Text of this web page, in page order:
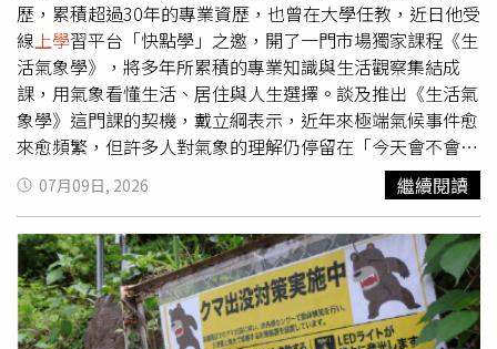
嚇」。法官最後認定，該班導師的管教雖然比較嚴格，但出
發點是為了教學與輔導，並沒有故意虐待或違法侵害學生的
權利，既然老師沒有違法，國家賠償就不成立。因此依法駁
回原告的所有索賠請求，訴訟費用由家長負擔。全案仍可上
訴。
查看這則貼文 從 Instagram 分享的貼文
歷，累積超過30年的專業資歷，也曾在大學任教，近日他受
線上學習平台「快點學」之邀，開了一門市場獨家課程《生
活氣象學》，將多年所累積的專業知識與生活觀察集結成
課，用氣象看懂生活、居住與人生選擇。談及推出《生活氣
象學》這門課的契機，戴立綱表示，近年來極端氣候事件愈
來愈頻繁，但許多人對氣象的理解仍停留在「今天會不會下
雨」、「要不要帶傘」。事實上，氣象對生活的影響遠比大
家想像還深，「天氣不只是背景資訊，它會影響健康、居住
安全、旅遊規劃，甚至是買房決策」，當讀懂自然環境的信
號，其實有助於做出正確判斷的生活決策。他也強調，課程
不是要教大家背誦專業名詞，而是讓氣象真正回到生活應
用，「當你懂得看懂天氣的訊號，你就能做出更好的判
斷。」一堂課集結十個章節，其中最受矚目的莫過於「買房
07月09日, 2026 繼續閱讀